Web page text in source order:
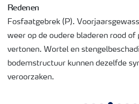
Redenen
Fosfaatgebrek (P).
weer op de oudere bladeren rood of
vertonen. Wortel en
bodemstructuur kunnen dezelfde
veroorzaken.